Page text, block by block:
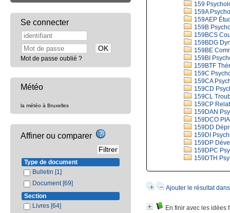
159
159A
159AEP
159B
159BCS
159BDG
159BE
159BI
159BTF
159C
159CA
159CD
159CL
159CP
159DAN
159DCO
159DD
159DI
159DP
159DPC
159DTH
Ajouter le résultat
En finir avec les idées
Se connecter
Mot de passe oublié ?
Météo
la météo à Bruxelles
Affiner ou comparer
Type de document
Bulletin [1]
Document [69]
Section
Livres [64]